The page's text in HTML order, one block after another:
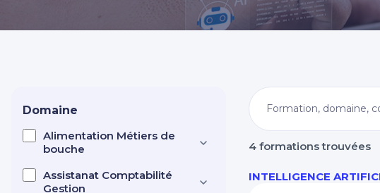
Nos centres dans CCI Formation Morbihan
Domaine
Alimentation Métiers de
bouche
Assistanat Comptabilité
Gestion
4 formations trouvées
INTELLIGENCE